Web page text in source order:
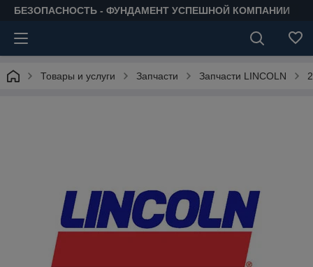
БЕЗОПАСНОСТЬ - ФУНДАМЕНТ УСПЕШНОЙ КОМПАНИИ
Товары и услуги Запчасти Запчасти LINCOLN